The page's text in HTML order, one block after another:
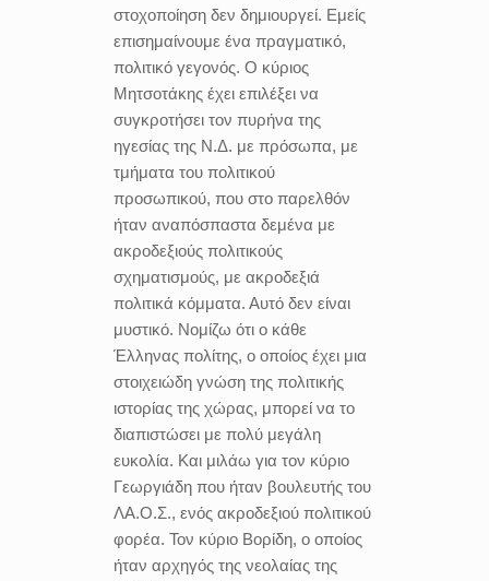
στοχοποίηση δεν δημιουργεί. Εμείς
επισημαίνουμε ένα πραγματικό,
πολιτικό γεγονός. Ο κύριος
Μητσοτάκης έχει επιλέξει να
συγκροτήσει τον πυρήνα της
ηγεσίας της Ν.Δ. με πρόσωπα, με
τμήματα του πολιτικού
προσωπικού, που στο παρελθόν
ήταν αναπόσπαστα δεμένα με
ακροδεξιούς πολιτικούς
σχηματισμούς, με ακροδεξιά
πολιτικά κόμματα. Αυτό δεν είναι
μυστικό. Νομίζω ότι ο κάθε
Έλληνας πολίτης, ο οποίος έχει μια
στοιχειώδη γνώση της πολιτικής
ιστορίας της χώρας, μπορεί να το
διαπιστώσει με πολύ μεγάλη
ευκολία. Και μιλάω για τον κύριο
Γεωργιάδη που ήταν βουλευτής του
ΛΑ.Ο.Σ., ενός ακροδεξιού πολιτικού
φορέα. Τον κύριο Βορίδη, ο οποίος
ήταν αρχηγός της νεολαίας της